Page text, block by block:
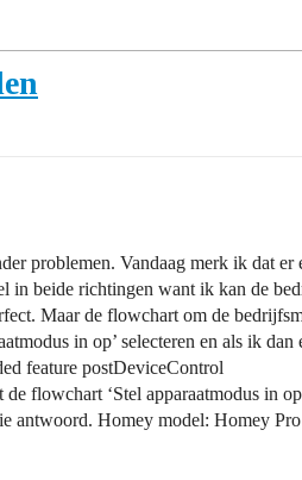
problemen. Vandaag merk ik dat er
in beide richtingen want ik kan de
Maar de flowchart om de
in op’ selecteren en als ik dan
feature postDeviceControl
flowchart ‘Stel apparaatmodus in
antwoord. Homey model: Homey